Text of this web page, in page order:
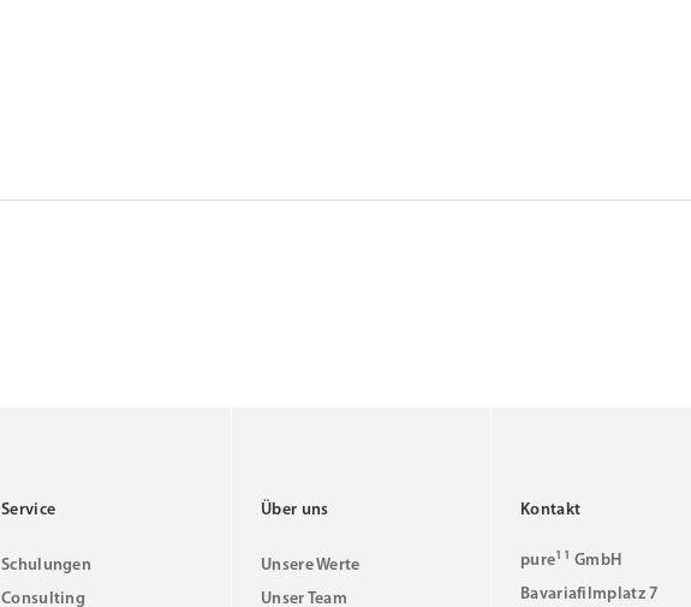
Service
Schulungen
Consulting
Über uns
Unsere Werte
Unser Team
Kontakt
pure11 GmbH
Bavariafilmplatz 7